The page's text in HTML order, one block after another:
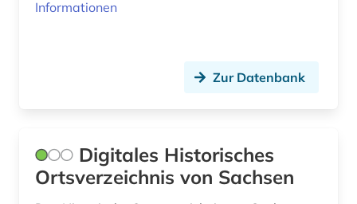
Informationen
Zur Datenbank
Digitales Historisches
Ortsverzeichnis von Sachsen